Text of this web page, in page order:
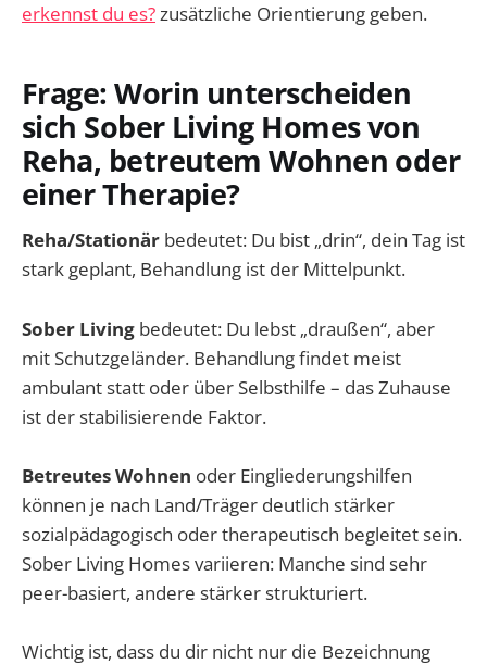
erkennst du es?zusätzliche Orientierung geben.
Frage: Worin unterscheiden
sich Sober Living Homes von
Reha, betreutem Wohnen oder
einer Therapie?
Reha/Stationär bedeutet: Du bist „drin“, dein Tag ist
stark geplant, Behandlung ist der Mittelpunkt.
Sober Living bedeutet: Du lebst „draußen“, aber
mit Schutzgeländer. Behandlung findet meist
ambulant statt oder über Selbsthilfe – das Zuhause
ist der stabilisierende Faktor.
Betreutes Wohnen oder Eingliederungshilfen
können je nach Land/Träger deutlich stärker
sozialpädagogisch oder therapeutisch begleitet sein.
Sober Living Homes variieren: Manche sind sehr
peer-basiert, andere stärker strukturiert.
Wichtig ist, dass du dir nicht nur die Bezeichnung